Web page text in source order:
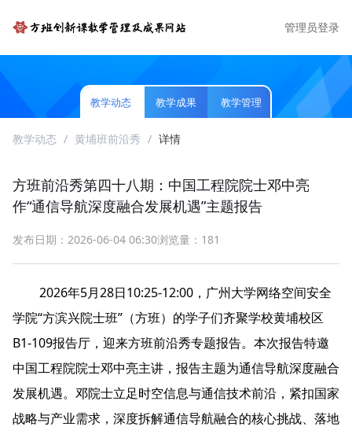
管理员登录
教学动态 教学成果 教学管理
教学动态 / 黄埔班前沿秀 / 详情
方班前沿秀第四十八期：中国工程院院士邓中亮
作“通信导航深度融合发展机遇”主题报告
发布日期：2026-06-04 06:30浏览量：181
2026年5月28日10:25-12:00，广州大学网络空间安全
学院“方滨兴院士班”（方班）的学子们齐聚学校黄埔校区
B1-109报告厅，迎来方班前沿秀专题报告。本次报告特邀
中国工程院院士邓中亮主讲，报告主题为通信导航深度融合
发展机遇。邓院士立足时空信息与通信技术前沿，紧扣国家
战略与产业需求，深度拆解通信导航融合的核心挑战、落地